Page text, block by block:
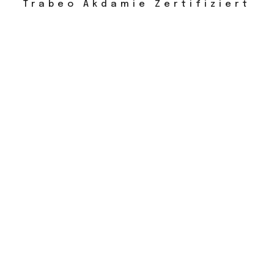
Trabeo Akdamie Zertifiziert